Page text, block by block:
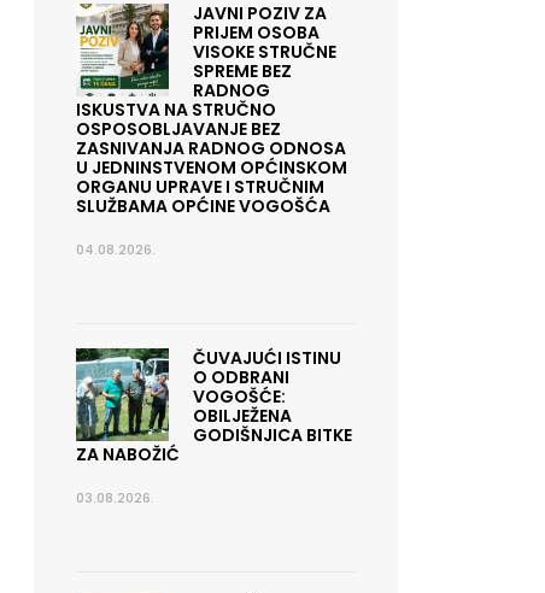
JAVNI POZIV ZA
PRIJEM OSOBA
VISOKE STRUČNE
SPREME BEZ
RADNOG
ISKUSTVA NA STRUČNO
OSPOSOBLJAVANJE BEZ
ZASNIVANJA RADNOG ODNOSA
U JEDNINSTVENOM OPĆINSKOM
ORGANU UPRAVE I STRUČNIM
SLUŽBAMA OPĆINE VOGOŠĆA
04.08.2026.
ČUVAJUĆI ISTINU
O ODBRANI
VOGOŠĆE:
OBILJEŽENA
GODIŠNJICA BITKE
ZA NABOŽIĆ
03.08.2026.